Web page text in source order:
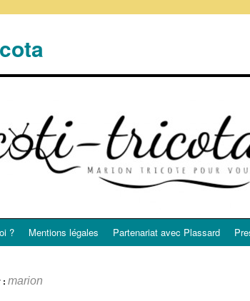
? Mentions légales Partenariat avec Plassard
: marion